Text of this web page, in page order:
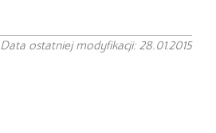
Data ostatniej modyfikacji: 28.01.2015